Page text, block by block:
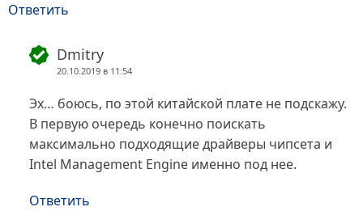
Ответить
Dmitry
20.10.2019 в 11:54
Эх… боюсь, по этой китайской плате не подскажу.
В первую очередь конечно поискать
максимально подходящие драйверы чипсета и
Intel Management Engine именно под нее.
Ответить